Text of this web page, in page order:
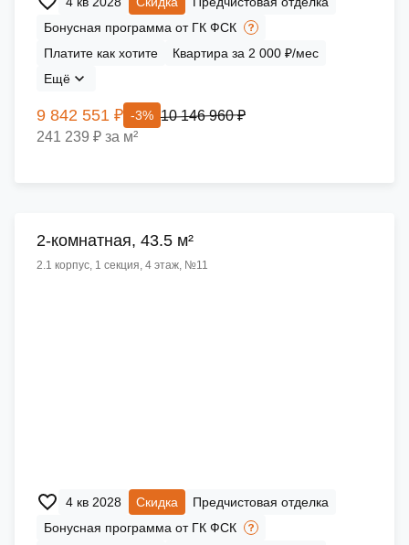
Бонусная программа от ГК ФСК
Платите как хотите
Квартира за 2 000 ₽/мес
Ещё
9 842 551 ₽ -3% 10 146 960 ₽
241 239 ₽ за м²
2-комнатная, 43.5 м²
2.1 корпус, 1 секция, 4 этаж, №11
4 кв 2028 Скидка
Предчистовая отделка
Бонусная программа от ГК ФСК